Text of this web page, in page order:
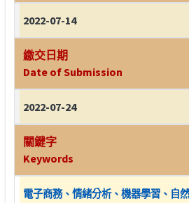
2022-07-14
繳交日期
Date of Submission
2022-07-24
關鍵字
Keywords
電子商務、情緒分析、機器學習、自